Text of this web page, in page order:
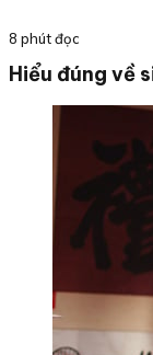
8 phút đọc
Hiểu đúng về